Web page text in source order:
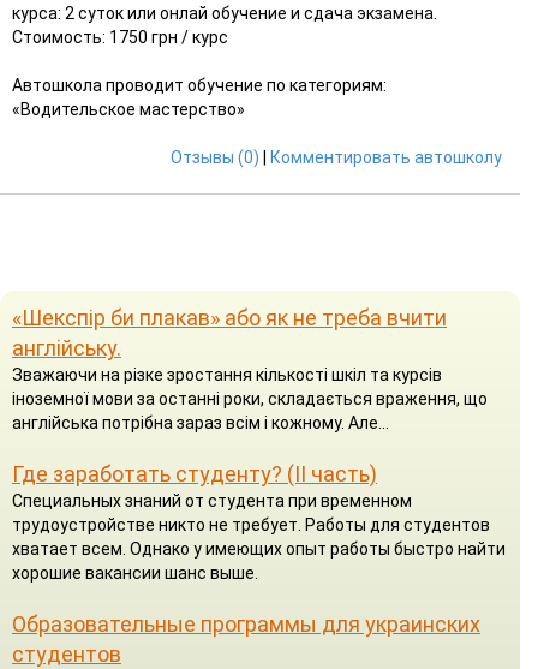
курса: 2 суток или онлай обучение и сдача экзамена.
Стоимость: 1750 грн / курс
Автошкола проводит обучение по категориям:
«Водительское мастерство»
Отзывы (0) Комментировать автошколу
«Шекспір би плакав» або як не треба вчити
англійську.
Зважаючи на різке зростання кількості шкіл та курсів
іноземної мови за останні роки, складається враження, що
англійська потрібна зараз всім і кожному. Але...
Где заработать студенту? (II часть)
Специальных знаний от студента при временном
трудоустройстве никто не требует. Работы для студентов
хватает всем. Однако у имеющих опыт работы быстро найти
хорошие вакансии шанс выше.
Образовательные программы для украинских
студентов